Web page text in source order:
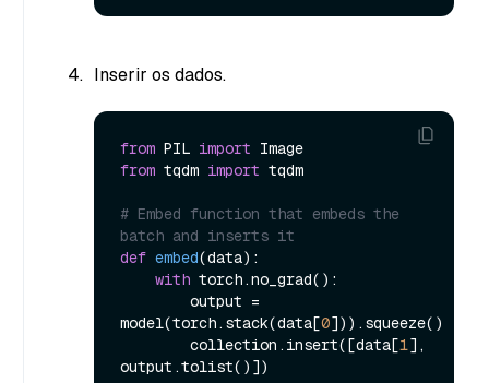
Inserir os dados.
from PIL import
from tqdm import tqdm
# Embed function that embeds the
batch and inserts it
def embed(data):
with torch.no_grad():
model(torch.stack(data[0])).squeeze()
        collection.insert([data[
1],
output.tolist()])